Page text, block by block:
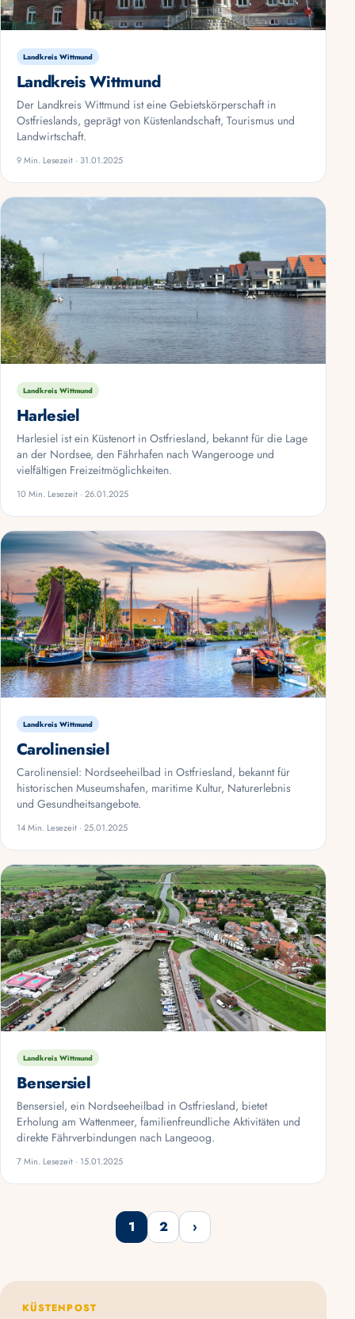
Landkreis Wittmund
Landkreis Wittmund
Der Landkreis Wittmund ist eine Gebietskörperschaft in
Ostfrieslands, geprägt von Küstenlandschaft, Tourismus und
Landwirtschaft.
9 Min. Lesezeit · 31.01.2025
Landkreis Wittmund
Harlesiel
Harlesiel ist ein Küstenort in Ostfriesland, bekannt für die Lage
an der Nordsee, den Fährhafen nach Wangerooge und
vielfältigen Freizeitmöglichkeiten.
10 Min. Lesezeit · 26.01.2025
Landkreis Wittmund
Carolinensiel
Carolinensiel: Nordseeheilbad in Ostfriesland, bekannt für
historischen Museumshafen, maritime Kultur, Naturerlebnis
und Gesundheitsangebote.
14 Min. Lesezeit · 25.01.2025
Landkreis Wittmund
Bensersiel
Bensersiel, ein Nordseeheilbad in Ostfriesland, bietet
Erholung am Wattenmeer, familienfreundliche Aktivitäten und
direkte Fährverbindungen nach Langeoog.
7 Min. Lesezeit · 15.01.2025
1 2 Weiter
›
KÜSTENPOST